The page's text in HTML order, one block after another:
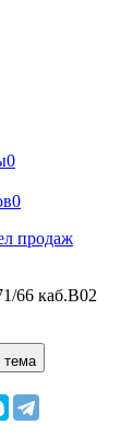
0
0
продаж
66 каб.B02
тема